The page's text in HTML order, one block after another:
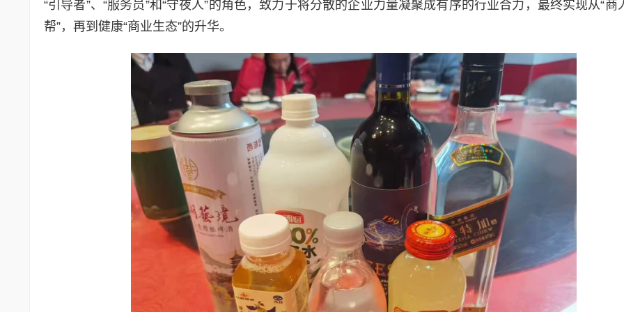
“引导者”、“服务员”和“守夜人”的角色，致力于将分散的企业力量凝聚成有序的行业合力，最终实现从“商
帮”，再到健康“商业生态”的升华。